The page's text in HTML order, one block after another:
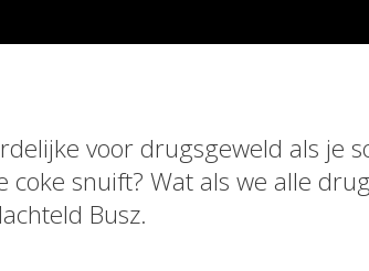
voor drugsgeweld als je
coke snuift? Wat als we alle
Busz.